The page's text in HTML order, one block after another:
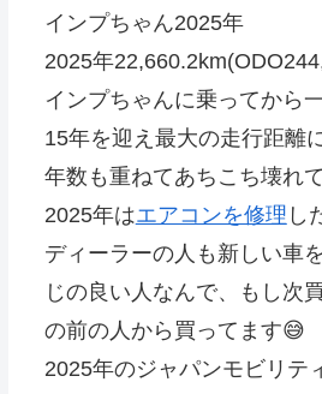
インプちゃん2025年
2025年
インプちゃんに乗ってから
15年を迎え最大の走行距離
年数も重ねてあちこち壊れ
2025年はエアコンを修理 し
ディーラーの人も新しい車
じの良い人なんで、もし次
の前の人から買ってます😅
2025年のジャパンモビリテ